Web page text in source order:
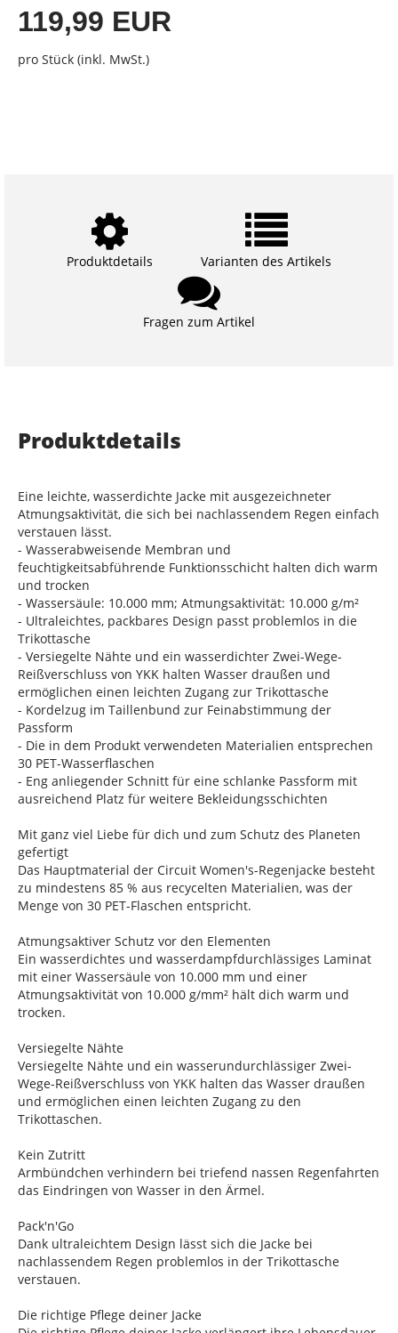
119,99 EUR
pro Stück (inkl. MwSt.)
Produktdetails Varianten des Artikels
Fragen zum Artikel
Produktdetails
Eine leichte, wasserdichte Jacke mit ausgezeichneter
Atmungsaktivität, die sich bei nachlassendem Regen einfach
verstauen lässt.
- Wasserabweisende Membran und
feuchtigkeitsabführende Funktionsschicht halten dich warm
und trocken
- Wassersäule: 10.000 mm; Atmungsaktivität: 10.000 g/m²
- Ultraleichtes, packbares Design passt problemlos in die
Trikottasche
- Versiegelte Nähte und ein wasserdichter Zwei-Wege-
Reißverschluss von YKK halten Wasser draußen und
ermöglichen einen leichten Zugang zur Trikottasche
- Kordelzug im Taillenbund zur Feinabstimmung der
Passform
- Die in dem Produkt verwendeten Materialien entsprechen
30 PET-Wasserflaschen
- Eng anliegender Schnitt für eine schlanke Passform mit
ausreichend Platz für weitere Bekleidungsschichten
Mit ganz viel Liebe für dich und zum Schutz des Planeten
gefertigt
Das Hauptmaterial der Circuit Women's-Regenjacke besteht
zu mindestens 85 % aus recycelten Materialien, was der
Menge von 30 PET-Flaschen entspricht.
Atmungsaktiver Schutz vor den Elementen
Ein wasserdichtes und wasserdampfdurchlässiges Laminat
mit einer Wassersäule von 10.000 mm und einer
Atmungsaktivität von 10.000 g/mm² hält dich warm und
trocken.
Versiegelte Nähte
Versiegelte Nähte und ein wasserundurchlässiger Zwei-
Wege-Reißverschluss von YKK halten das Wasser draußen
und ermöglichen einen leichten Zugang zu den
Trikottaschen.
Kein Zutritt
Armbündchen verhindern bei triefend nassen Regenfahrten
das Eindringen von Wasser in den Ärmel.
Pack'n'Go
Dank ultraleichtem Design lässt sich die Jacke bei
nachlassendem Regen problemlos in der Trikottasche
verstauen.
Die richtige Pflege deiner Jacke